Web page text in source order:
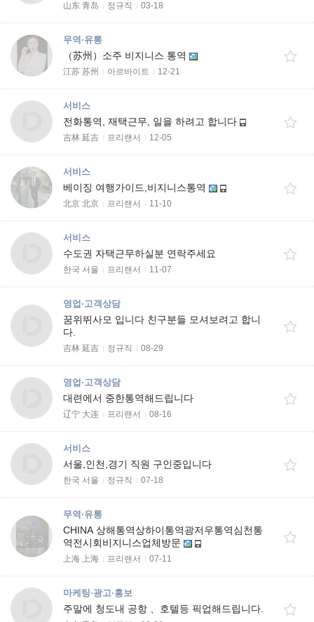
山东 青岛 정규직 03-18
무역·유통
（苏州）소주 비지니스 통역
江苏 苏州 아르바이트 12-21
서비스
전화통역, 재택근무, 일을 하려고 합니다
吉林 延吉 프리랜서 12-05
서비스
베이징 여행가이드,비지니스통역
北京 北京 프리랜서 11-10
서비스
수도권 자택근무하실분 연락주세요
한국 서울 프리랜서 11-07
영업·고객상담
꿈위뛰사모 입니다 친구분들 모셔보려고 합니
다.
吉林 延吉 정규직 08-29
영업·고객상담
대련에서 중한통역해드립니다
辽宁 大连 프리랜서 08-16
서비스
서울,인천,경기 직원 구인중입니다
한국 서울 정규직 07-18
무역·유통
CHINA 상해통역상하이통역광저우통역심천통
역전시회비지니스업체방문
上海 上海 프리랜서 07-11
마케팅·광고·홍보
주말에 청도내 공항 、호텔등 픽업해드립니다.